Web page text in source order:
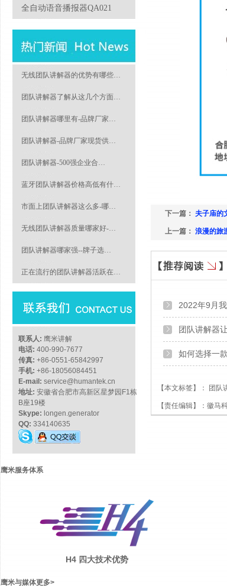
全自动语音播报器QA021
无线团队讲解器的优势有哪些…
团队讲解器了解从这几个方面…
团队讲解器哪里有-品牌厂家…
团队讲解器-品牌厂家现货供…
团队讲解器-500强企业合…
蓝牙团队讲解器价格高低有什…
市面上团队讲解器这么多-哪…
无线团队讲解器质量哪家好-…
团队讲解器哪家强--牌子选…
正在流行的团队讲解器活跃在…
联系人: 鹰米讲解
电话: 400-990-7677
传真: +86-0551-65842997
手机: +86-18056084451
E-mail: service@humantek.cn
地址: 安徽省合肥市高新区星梦园F1栋
B座19楼
Skype: longen.generator
QQ: 334140635
下一篇： 夫子庙的
上一篇： 浪漫的旅
2022年9月
团队讲解器
如何选择一
【本文标签】： 团队
【责任编辑】： 徽马
鹰米服务体系
H4 四大技术优势
鹰米与媒体更多>